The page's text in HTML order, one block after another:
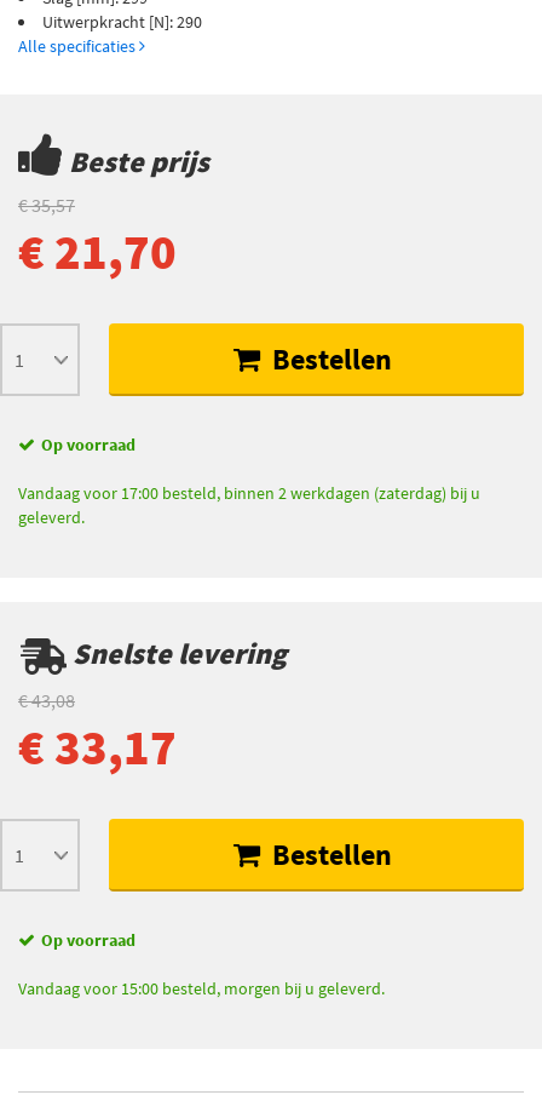
Uitwerpkracht [N]: 290
Alle specificaties
Beste prijs
€ 35,57
€ 21,70
Bestellen
Op voorraad
Vandaag voor 17:00 besteld, binnen 2 werkdagen (zaterdag) bij u
geleverd.
Snelste levering
€ 43,08
€ 33,17
Bestellen
Op voorraad
Vandaag voor 15:00 besteld, morgen bij u geleverd.